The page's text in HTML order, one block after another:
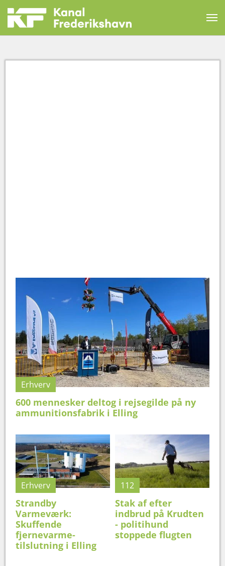
Erhverv
600 mennesker deltog i rejsegilde på ny
ammunitionsfabrik i Elling
Erhverv
Strandby
Varmeværk:
Skuffende
fjernevarme-
tilslutning i Elling
112
Stak af efter
indbrud på Krudten
- politihund
stoppede flugten